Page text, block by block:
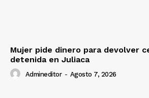
Mujer pide dinero para devolver
detenida en Juliaca
Admineditor - Agosto 7, 2026